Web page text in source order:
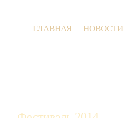
ГЛАВНАЯ НОВОСТИ